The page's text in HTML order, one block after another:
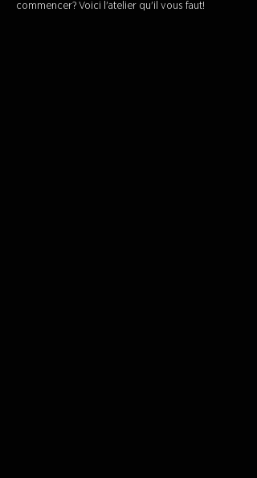
commencer? Voici l'atelier qu'il vous faut!